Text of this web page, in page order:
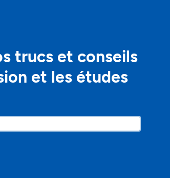
trucs et conseils
et les études